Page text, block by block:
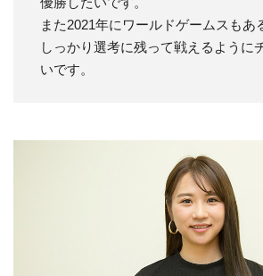
また2021年にワールドゲームスもあ
しっかり選考に残って戦えるように
いです。